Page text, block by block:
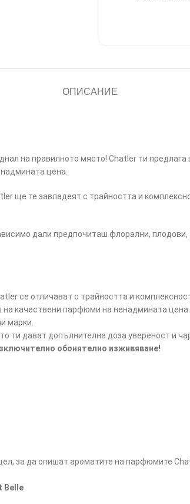
ОПИСАНИЕ
на правилното място! Chatler ти
цена.
ще те завладеят с трайността и
дали предпочиташ флорални,
се отличават с трайността и
качествени парфюми на ненадмината цена.
марки.
ти дават допълнителна доза увереност и
обонятелно изживяване!
за да опишат ароматите на парфюмите
Belle